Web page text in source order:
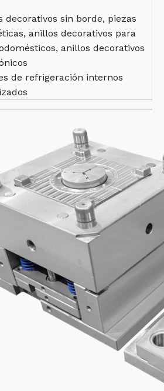
decorativos sin borde, piezas
anillos decorativos para
anillos decorativos
de refrigeración internos